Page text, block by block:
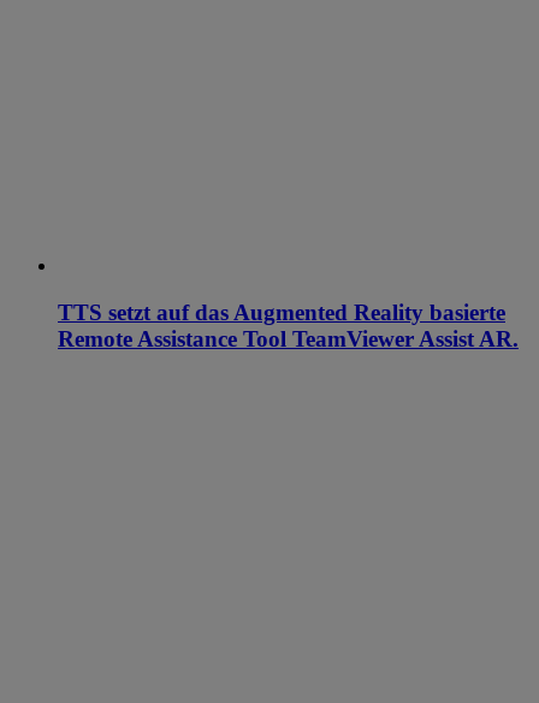
TTS setzt auf das Augmented Reality basierte
Remote Assistance Tool TeamViewer Assist AR.